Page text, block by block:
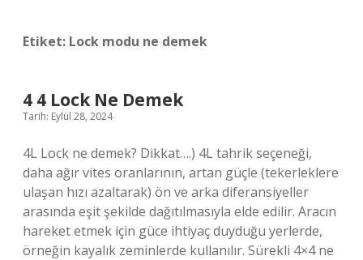
Etiket: Lock modu ne demek
4 4 Lock Ne Demek
Tarih: Eylül 28, 2024
4L Lock ne demek? Dikkat….) 4L tahrik seçeneği,
daha ağır vites oranlarının, artan güçle (tekerleklere
ulaşan hızı azaltarak) ön ve arka diferansiyeller
arasında eşit şekilde dağıtılmasıyla elde edilir. Aracın
hareket etmek için güce ihtiyaç duyduğu yerlerde,
örneğin kayalık zeminlerde kullanılır. Sürekli 4×4 ne